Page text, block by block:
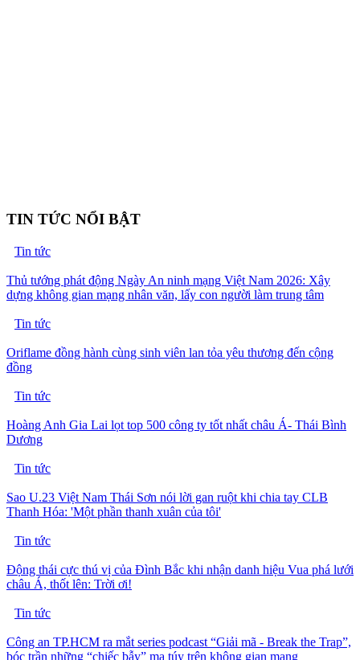
TIN TỨC NỔI BẬT
Tin tức
Thủ tướng phát động Ngày An ninh mạng Việt Nam 2026: Xây
dựng không gian mạng nhân văn, lấy con người làm trung tâm
Tin tức
Oriflame đồng hành cùng sinh viên lan tỏa yêu thương đến cộng
đồng
Tin tức
Hoàng Anh Gia Lai lọt top 500 công ty tốt nhất châu Á- Thái Bình
Dương
Tin tức
Sao U.23 Việt Nam Thái Sơn nói lời gan ruột khi chia tay CLB
Thanh Hóa: 'Một phần thanh xuân của tôi'
Tin tức
Động thái cực thú vị của Đình Bắc khi nhận danh hiệu Vua phá lưới
châu Á, thốt lên: Trời ơi!
Tin tức
Công an TP.HCM ra mắt series podcast “Giải mã - Break the Trap”,
bóc trần những “chiếc bẫy” ma túy trên không gian mạng